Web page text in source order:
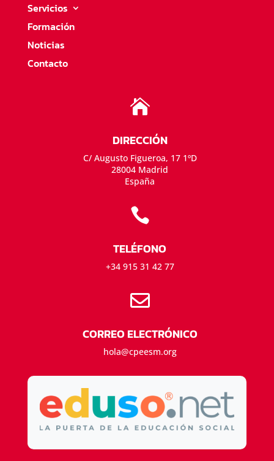
Servicios
Formación
Noticias
Contacto

DIRECCIÓN
C/ Augusto Figueroa, 17 1ºD
28004 Madrid
España

TELÉFONO
+34 915 31 42 77

CORREO ELECTRÓNICO
hola@cpeesm.org